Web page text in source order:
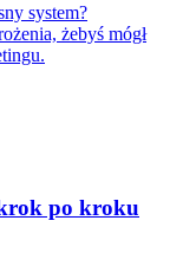
system?
żebyś mógł
po kroku